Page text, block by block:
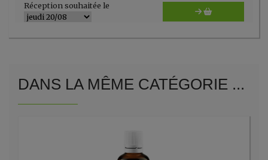
Réception souhaitée le
DANS LA MÊME CATÉGORIE ...